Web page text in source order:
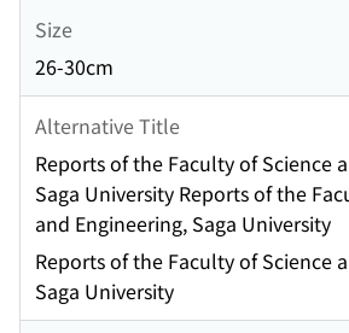
Size
26-30cm
Alternative Title
Reports of the Faculty of Science
Saga University Reports of the
and Engineering, Saga University
Reports of the Faculty of Science
Saga University